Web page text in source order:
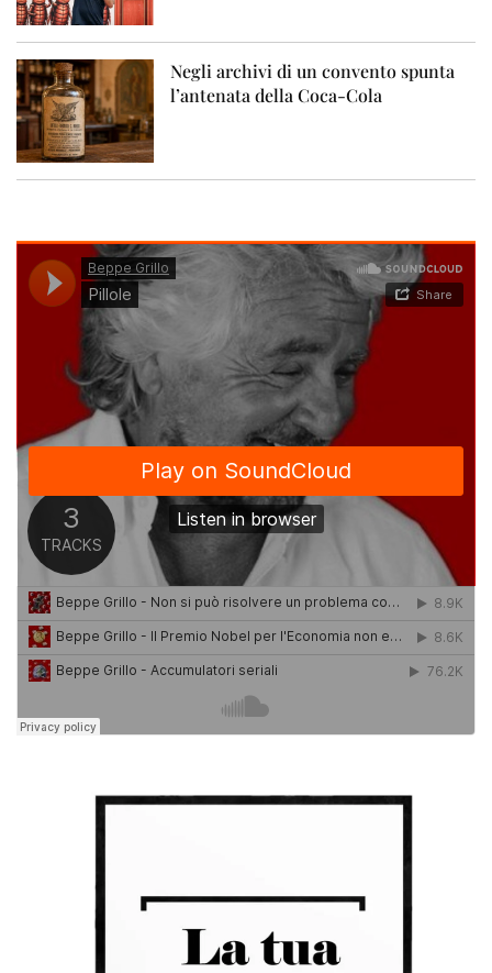
Negli archivi di un convento spunta
l’antenata della Coca-Cola